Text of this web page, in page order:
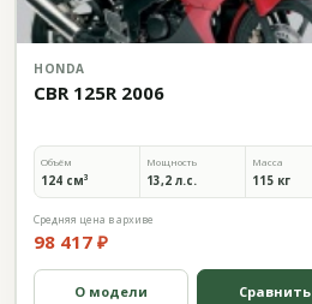
HONDA
CBR 125R 2006
Объём
124 см³
Мощность
13,2 л.с.
Масса
115 кг
Средняя цена в архиве
98 417 ₽
О модели Сравнить